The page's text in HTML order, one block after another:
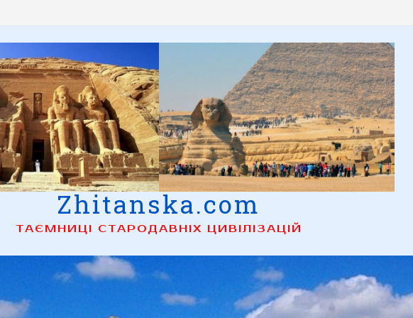
Zhitanska.com
ТАЄМНИЦІ СТАРОДАВНІХ ЦИВІЛІЗАЦІЙ